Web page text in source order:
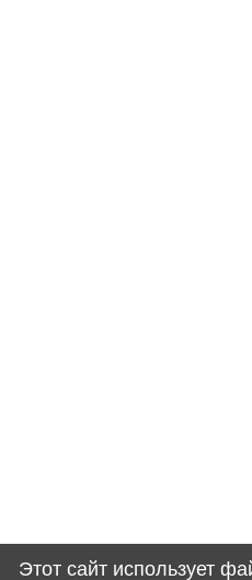
Этот сайт использует